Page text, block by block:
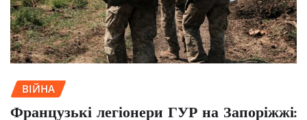
ВІЙНА
Французькі легіонери ГУР на Запоріжжі: